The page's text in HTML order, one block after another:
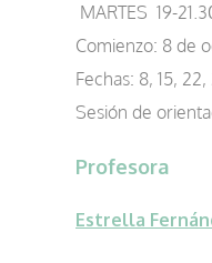
MARTES 19-
Comienzo: 8 de
Fechas: 8, 15,
Sesión de
Profesora
Estrella